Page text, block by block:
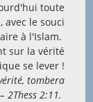
toute
le souci
à l'Islam.
sur la vérité
se lever !
tombera
2Thess 2:11.